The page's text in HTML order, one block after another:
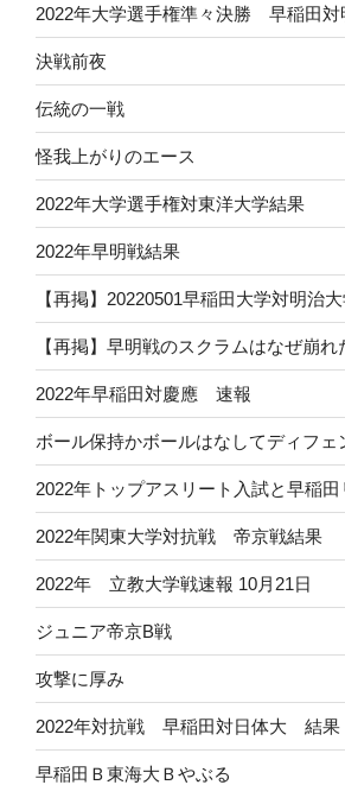
2022年大学選手権準々決勝 早稲田
決戦前夜
伝統の一戦
怪我上がりのエース
2022年大学選手権対東洋大学結果
2022年早明戦結果
【再掲】20220501早稲田大学対明治
【再掲】早明戦のスクラムはなぜ崩れ
2022年早稲田対慶應 速報
ボール保持かボールはなしてディフェ
2022年トップアスリート入試と早稲田
2022年関東大学対抗戦 帝京戦結果
2022年 立教大学戦速報 10月21日
ジュニア帝京B戦
攻撃に厚み
2022年対抗戦 早稲田対日体大 結果
早稲田Ｂ東海大Ｂやぶる